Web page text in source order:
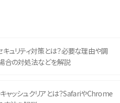
キュリティ対策とは？必要な理由や調
合の対処法などを解説
ャッシュクリアとは？SafariやChrome